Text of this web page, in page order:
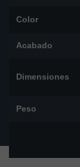
Color
Acabado
Dimensiones
Peso